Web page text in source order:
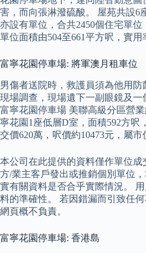
害，而向張淋潑硫酸。 屋苑共設6
亦設有單位，合共2450個住宅單位
單位面積由504至661平方呎，實用
富寧花園停車場: 將軍澳月租車位
男傷者送院時，救護員須為他用
現場調查，現場遺下一副眼鏡及一
富寧花園停車場 美聯高級分區營
寧花園1座低層D室，面積592方呎
交價620萬，呎價約10473元，屬市
本公司在此提供的資料僅作單位
方/業主客戶發出或推銷個別單位
實有關資料是否合乎實際情況。
料的準確性。 若因錯漏而引致任
網頁概不負責。
富寧花園停車場: 香港島